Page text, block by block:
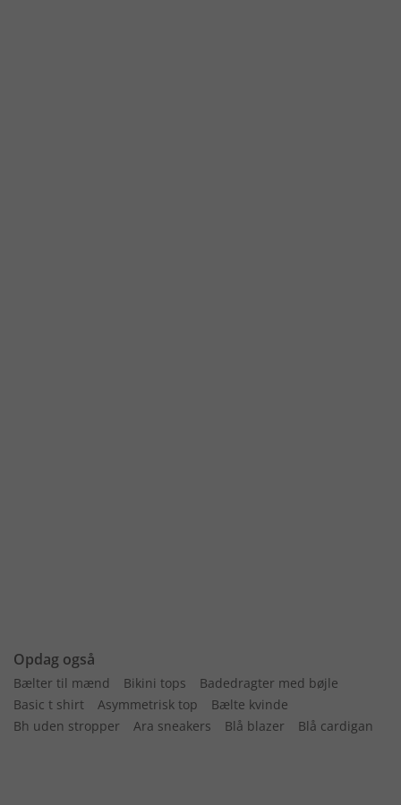
Opdag også
Bælter til mænd Bikini tops
Badedragter med bøjle
Basic t shirt
Asymmetrisk top
Bælte kvinde
Bh uden stropper
Ara sneakers Blå blazer Blå cardigan